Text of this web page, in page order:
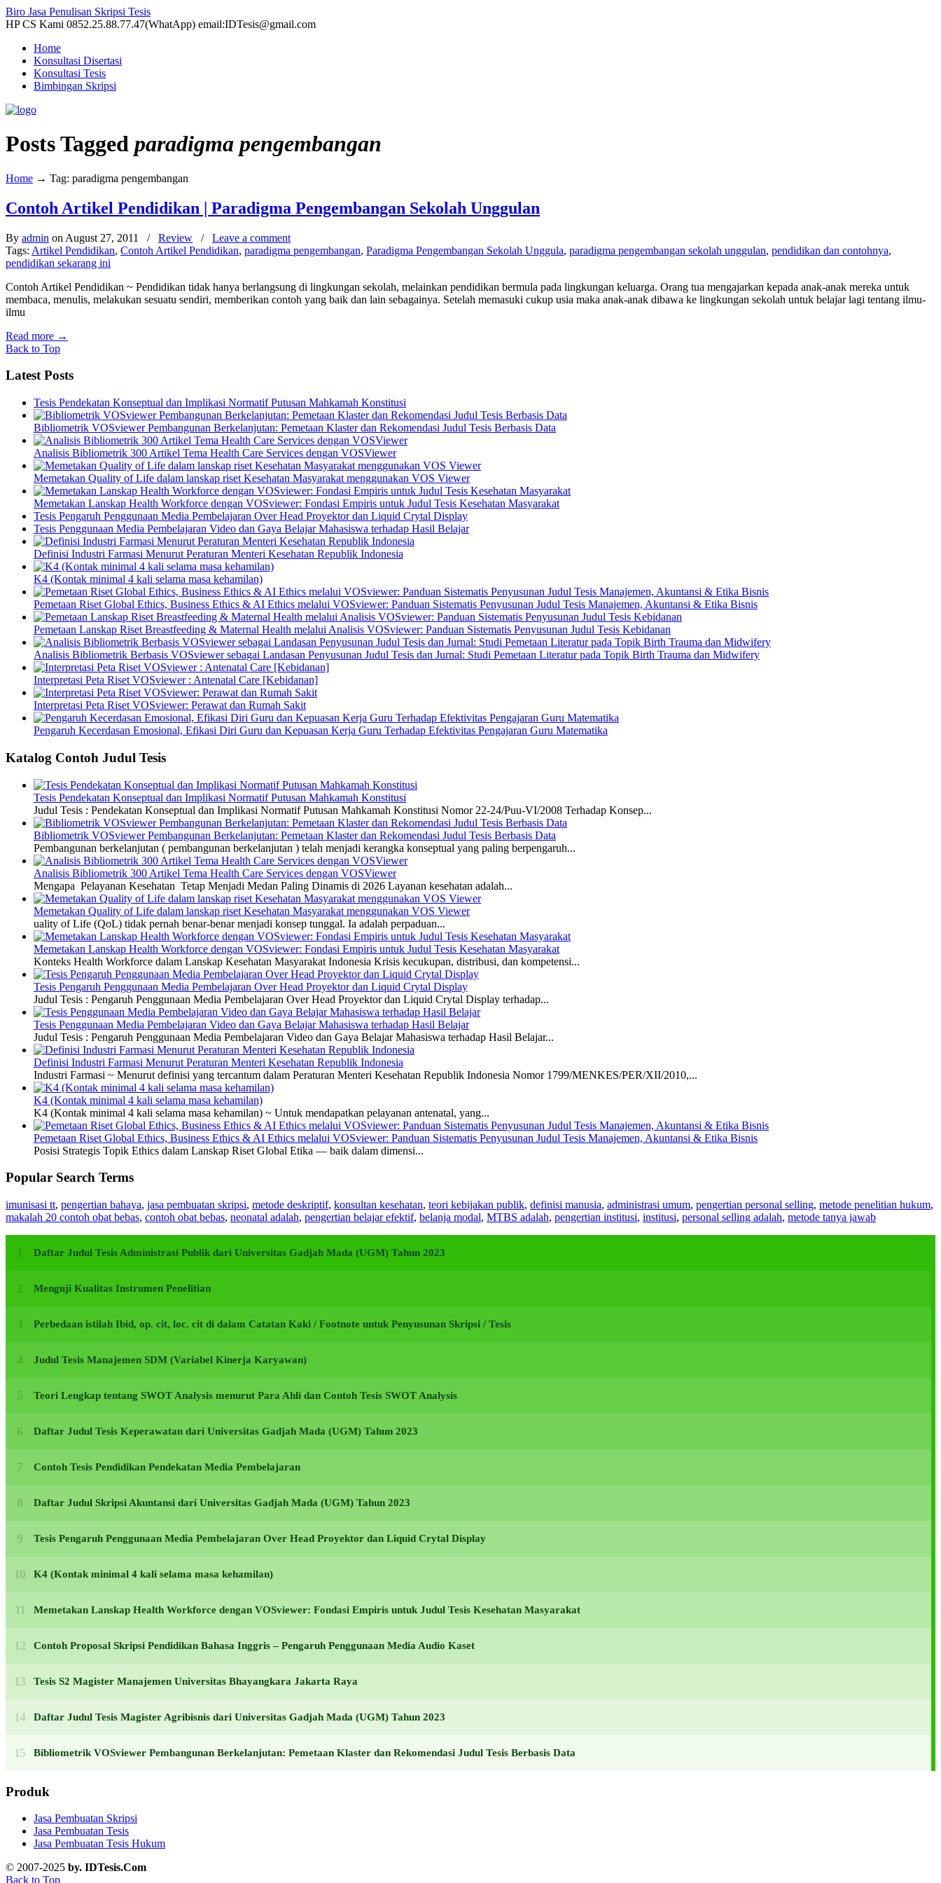
Biro Jasa Penulisan Skripsi Tesis
HP CS Kami 0852.25.88.77.47(WhatApp) email:IDTesis@gmail.com
Home
Konsultasi Disertasi
Konsultasi Tesis
Bimbingan Skripsi
Posts Tagged paradigma pengembangan
Home → Tag: paradigma pengembangan
Contoh Artikel Pendidikan | Paradigma Pengembangan Sekolah Unggulan
By admin on August 27, 2011 / Review / Leave a comment
Tags: Artikel Pendidikan, Contoh Artikel Pendidikan, paradigma pengembangan, Paradigma Pengembangan Sekolah Unggula, paradigma pengembangan sekolah unggulan, pendidikan dan contohnya,
pendidikan sekarang ini
Contoh Artikel Pendidikan ~ Pendidikan tidak hanya berlangsung di lingkungan sekolah, melainkan pendidikan bermula pada lingkungan keluarga. Orang tua mengajarkan kepada anak-anak mereka untuk
membaca, menulis, melakukan sesuatu sendiri, memberikan contoh yang baik dan lain sebagainya. Setelah memasuki cukup usia maka anak-anak dibawa ke lingkungan sekolah untuk belajar lagi tentang ilmu-
ilmu
Read more →
Back to Top
Latest Posts
Tesis Pendekatan Konseptual dan Implikasi Normatif Putusan Mahkamah Konstitusi
Bibliometrik VOSviewer Pembangunan Berkelanjutan: Pemetaan Klaster dan Rekomendasi Judul Tesis Berbasis Data
Analisis Bibliometrik 300 Artikel Tema Health Care Services dengan VOSViewer
Memetakan Quality of Life dalam lanskap riset Kesehatan Masyarakat menggunakan VOS Viewer
Memetakan Lanskap Health Workforce dengan VOSviewer: Fondasi Empiris untuk Judul Tesis Kesehatan Masyarakat
Tesis Pengaruh Penggunaan Media Pembelajaran Over Head Proyektor dan Liquid Crytal Display
Tesis Penggunaan Media Pembelajaran Video dan Gaya Belajar Mahasiswa terhadap Hasil Belajar
Definisi Industri Farmasi Menurut Peraturan Menteri Kesehatan Republik Indonesia
K4 (Kontak minimal 4 kali selama masa kehamilan)
Pemetaan Riset Global Ethics, Business Ethics & AI Ethics melalui VOSviewer: Panduan Sistematis Penyusunan Judul Tesis Manajemen, Akuntansi & Etika Bisnis
Pemetaan Lanskap Riset Breastfeeding & Maternal Health melalui Analisis VOSviewer: Panduan Sistematis Penyusunan Judul Tesis Kebidanan
Analisis Bibliometrik Berbasis VOSviewer sebagai Landasan Penyusunan Judul Tesis dan Jurnal: Studi Pemetaan Literatur pada Topik Birth Trauma dan Midwifery
Interpretasi Peta Riset VOSviewer : Antenatal Care [Kebidanan]
Interpretasi Peta Riset VOSviewer: Perawat dan Rumah Sakit
Pengaruh Kecerdasan Emosional, Efikasi Diri Guru dan Kepuasan Kerja Guru Terhadap Efektivitas Pengajaran Guru Matematika
Katalog Contoh Judul Tesis
Tesis Pendekatan Konseptual dan Implikasi Normatif Putusan Mahkamah Konstitusi
Judul Tesis : Pendekatan Konseptual dan Implikasi Normatif Putusan Mahkamah Konstitusi Nomor 22-24/Puu-VI/2008 Terhadap Konsep...
Bibliometrik VOSviewer Pembangunan Berkelanjutan: Pemetaan Klaster dan Rekomendasi Judul Tesis Berbasis Data
Pembangunan berkelanjutan ( pembangunan berkelanjutan ) telah menjadi kerangka konseptual yang paling berpengaruh...
Analisis Bibliometrik 300 Artikel Tema Health Care Services dengan VOSViewer
Mengapa Pelayanan Kesehatan Tetap Menjadi Medan Paling Dinamis di 2026 Layanan kesehatan adalah...
Memetakan Quality of Life dalam lanskap riset Kesehatan Masyarakat menggunakan VOS Viewer
uality of Life (QoL) tidak pernah benar-benar menjadi konsep tunggal. Ia adalah perpaduan...
Memetakan Lanskap Health Workforce dengan VOSviewer: Fondasi Empiris untuk Judul Tesis Kesehatan Masyarakat
Konteks Health Workforce dalam Lanskap Kesehatan Masyarakat Indonesia Krisis kecukupan, distribusi, dan kompetensi...
Tesis Pengaruh Penggunaan Media Pembelajaran Over Head Proyektor dan Liquid Crytal Display
Judul Tesis : Pengaruh Penggunaan Media Pembelajaran Over Head Proyektor dan Liquid Crytal Display terhadap...
Tesis Penggunaan Media Pembelajaran Video dan Gaya Belajar Mahasiswa terhadap Hasil Belajar
Judul Tesis : Pengaruh Penggunaan Media Pembelajaran Video dan Gaya Belajar Mahasiswa terhadap Hasil Belajar...
Definisi Industri Farmasi Menurut Peraturan Menteri Kesehatan Republik Indonesia
Industri Farmasi ~ Menurut definisi yang tercantum dalam Peraturan Menteri Kesehatan Republik Indonesia Nomor 1799/MENKES/PER/XII/2010,...
K4 (Kontak minimal 4 kali selama masa kehamilan)
K4 (Kontak minimal 4 kali selama masa kehamilan) ~ Untuk mendapatkan pelayanan antenatal, yang...
Pemetaan Riset Global Ethics, Business Ethics & AI Ethics melalui VOSviewer: Panduan Sistematis Penyusunan Judul Tesis Manajemen, Akuntansi & Etika Bisnis
Posisi Strategis Topik Ethics dalam Lanskap Riset Global Etika — baik dalam dimensi...
Popular Search Terms
imunisasi tt, pengertian bahaya, jasa pembuatan skripsi, metode deskriptif, konsultan kesehatan, teori kebijakan publik, definisi manusia, administrasi umum, pengertian personal selling, metode penelitian hukum,
makalah 20 contoh obat bebas, contoh obat bebas, neonatal adalah, pengertian belajar efektif, belanja modal, MTBS adalah, pengertian institusi, institusi, personal selling adalah, metode tanya jawab
Daftar Judul Tesis Administrasi Publik dari Universitas Gadjah Mada (UGM) Tahun 2023
Menguji Kualitas Instrumen Penelitian
Perbedaan istilah Ibid, op. cit, loc. cit di dalam Catatan Kaki / Footnote untuk Penyusunan Skripsi / Tesis
Judul Tesis Manajemen SDM (Variabel Kinerja Karyawan)
Teori Lengkap tentang SWOT Analysis menurut Para Ahli dan Contoh Tesis SWOT Analysis
Daftar Judul Tesis Keperawatan dari Universitas Gadjah Mada (UGM) Tahun 2023
Contoh Tesis Pendidikan Pendekatan Media Pembelajaran
Daftar Judul Skripsi Akuntansi dari Universitas Gadjah Mada (UGM) Tahun 2023
Tesis Pengaruh Penggunaan Media Pembelajaran Over Head Proyektor dan Liquid Crytal Display
K4 (Kontak minimal 4 kali selama masa kehamilan)
Memetakan Lanskap Health Workforce dengan VOSviewer: Fondasi Empiris untuk Judul Tesis Kesehatan Masyarakat
Contoh Proposal Skripsi Pendidikan Bahasa Inggris – Pengaruh Penggunaan Media Audio Kaset
Tesis S2 Magister Manajemen Universitas Bhayangkara Jakarta Raya
Daftar Judul Tesis Magister Agribisnis dari Universitas Gadjah Mada (UGM) Tahun 2023
Bibliometrik VOSviewer Pembangunan Berkelanjutan: Pemetaan Klaster dan Rekomendasi Judul Tesis Berbasis Data
Produk
Jasa Pembuatan Skripsi
Jasa Pembuatan Tesis
Jasa Pembuatan Tesis Hukum
© 2007-2025 by. IDTesis.Com
Back to Top